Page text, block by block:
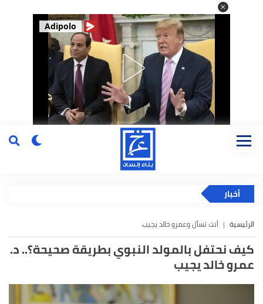
Adipolo
أخبار
الرئيسية أنت تسأل وعمرو خالد يجيب
كيف نحتفل بالمولد النبوي بطريقة صحيحة؟.. د.
عمرو خالد يجيب